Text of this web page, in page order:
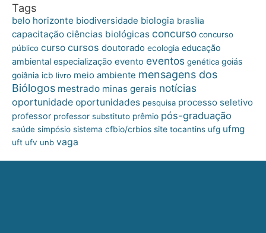
Tags
belo horizonte biodiversidade biologia brasília
capacitação ciências biológicas concurso concurso
público curso cursos doutorado ecologia educação
ambiental especialização evento eventos genética goiás
goiânia icb livro meio ambiente mensagens dos
Biólogos mestrado minas gerais notícias
oportunidade oportunidades pesquisa processo seletivo
professor professor substituto prêmio pós-graduação
saúde simpósio sistema cfbio/crbios site tocantins ufg ufmg
uft ufv unb vaga